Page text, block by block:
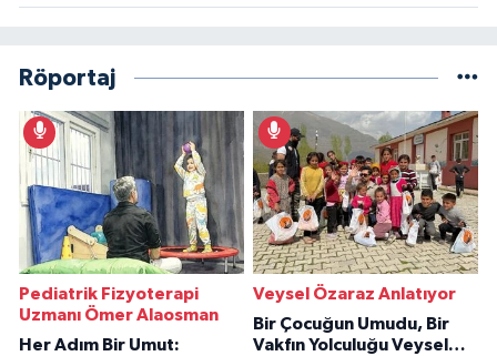
Röportaj
Pediatrik Fizyoterapi
Uzmanı Ömer Alaosman
Her Adım Bir Umut:
Veysel Özaraz Anlatıyor
Bir Çocuğun Umudu, Bir
Vakfın Yolculuğu Veysel